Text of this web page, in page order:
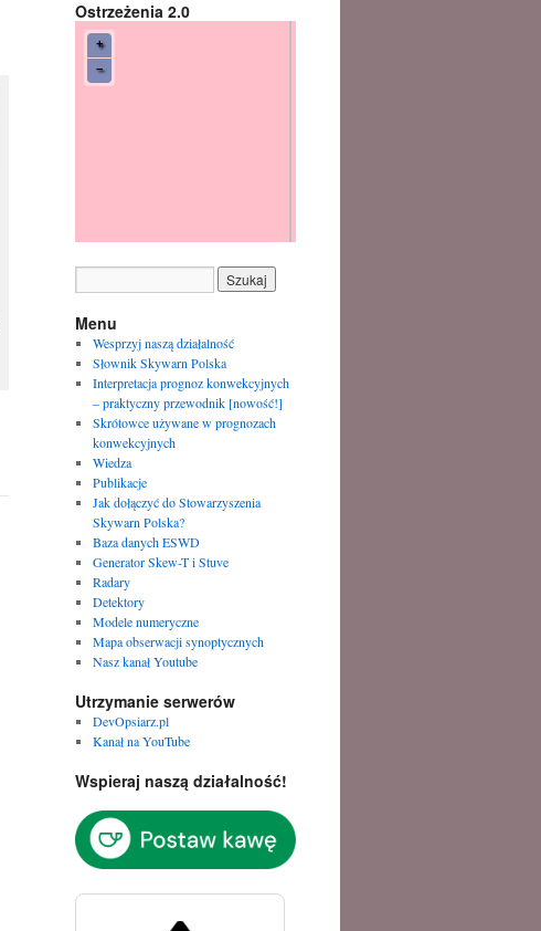
Ostrzeżenia 2.0
Menu
Wesprzyj naszą działalność
Słownik Skywarn Polska
Interpretacja prognoz konwekcyjnych
– praktyczny przewodnik [nowość!]
Skrótowce używane w prognozach
konwekcyjnych
Wiedza
Publikacje
Jak dołączyć do Stowarzyszenia
Skywarn Polska?
Baza danych ESWD
Generator Skew-T i Stuve
Radary
Detektory
Modele numeryczne
Mapa obserwacji synoptycznych
Nasz kanał Youtube
Utrzymanie serwerów
DevOpsiarz.pl
Kanał na YouTube
Wspieraj naszą działalność!